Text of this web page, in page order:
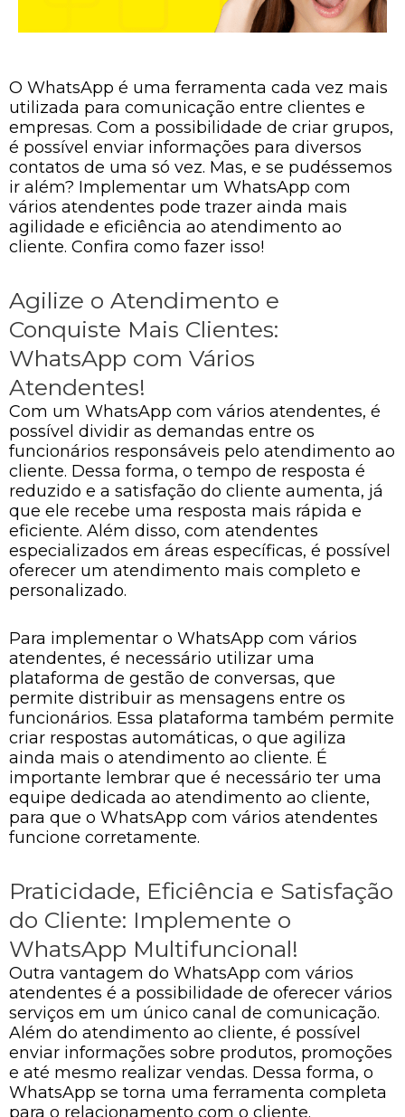
O WhatsApp é uma ferramenta cada vez mais
utilizada para comunicação entre clientes e
empresas. Com a possibilidade de criar grupos,
é possível enviar informações para diversos
contatos de uma só vez. Mas, e se pudéssemos
ir além? Implementar um WhatsApp com
vários atendentes pode trazer ainda mais
agilidade e eficiência ao atendimento ao
cliente. Confira como fazer isso!
Agilize o Atendimento e
Conquiste Mais Clientes:
WhatsApp com Vários
Atendentes!
Com um WhatsApp com vários atendentes, é
possível dividir as demandas entre os
funcionários responsáveis pelo atendimento ao
cliente. Dessa forma, o tempo de resposta é
reduzido e a satisfação do cliente aumenta, já
que ele recebe uma resposta mais rápida e
eficiente. Além disso, com atendentes
especializados em áreas específicas, é possível
oferecer um atendimento mais completo e
personalizado.
Para implementar o WhatsApp com vários
atendentes, é necessário utilizar uma
plataforma de gestão de conversas, que
permite distribuir as mensagens entre os
funcionários. Essa plataforma também permite
criar respostas automáticas, o que agiliza
ainda mais o atendimento ao cliente. É
importante lembrar que é necessário ter uma
equipe dedicada ao atendimento ao cliente,
para que o WhatsApp com vários atendentes
funcione corretamente.
Praticidade, Eficiência e Satisfação
do Cliente: Implemente o
WhatsApp Multifuncional!
Outra vantagem do WhatsApp com vários
atendentes é a possibilidade de oferecer vários
serviços em um único canal de comunicação.
Além do atendimento ao cliente, é possível
enviar informações sobre produtos, promoções
e até mesmo realizar vendas. Dessa forma, o
WhatsApp se torna uma ferramenta completa
para o relacionamento com o cliente.